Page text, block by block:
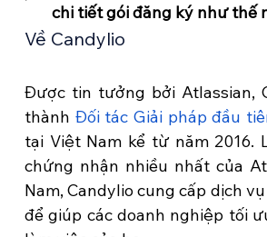
chi tiết gói đăng ký như thế
Về Candylio
Được tin tưởng bởi Atlassian,
thành Đối tác Giải pháp đầu
tại Việt Nam kể từ năm 2016.
chứng nhận nhiều nhất của
Nam, Candylio cung cấp dịch
để giúp các doanh nghiệp tối